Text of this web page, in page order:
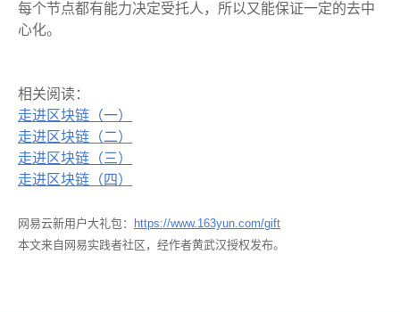
每个节点都有能力决定受托人，所以又能保证一定的去中
心化。
相关阅读：
走进区块链（一）
走进区块链（二）
走进区块链（三）
走进区块链（四）
网易云新用户大礼包：
https://www.163yun.com/gift
本文来自网易实践者社区，经作者黄武汉授权发布。